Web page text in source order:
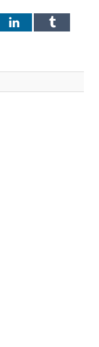
LinkedInTumblr